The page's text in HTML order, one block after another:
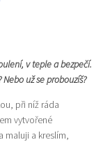
v teple a bezpečí.
už se probouzíš?
při níž ráda
vytvořené
maluji a kreslím,